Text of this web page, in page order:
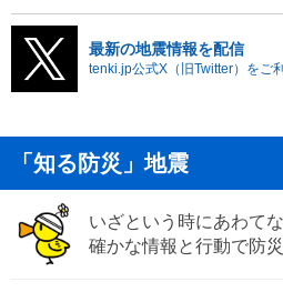
最新の地震情報を配信
tenki.jp公式X（旧Twitter）をご
「知る防災」地震
いざという時にあわて
確かな情報と行動で防